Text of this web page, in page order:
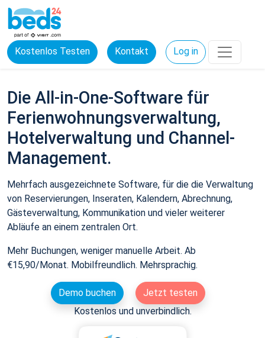
Kostenlos Testen Kontakt Log in
Die All-in-One-Software für
Ferienwohnungsverwaltung,
Hotelverwaltung und Channel-
Management.
Mehrfach ausgezeichnete Software, für die die Verwaltung
von Reservierungen, Inseraten, Kalendern, Abrechnung,
Gästeverwaltung, Kommunikation und vieler weiterer
Abläufe an einem zentralen Ort.
Mehr Buchungen, weniger manuelle Arbeit. Ab
€15,90/Monat. Mobilfreundlich. Mehrsprachig.
Demo buchen
Jetzt testen
Kostenlos und unverbindlich.